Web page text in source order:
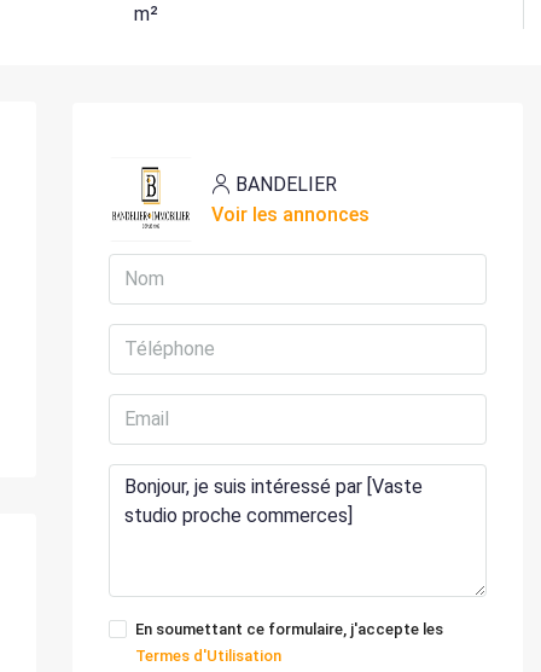
m²
BANDELIER
Voir les annonces
En soumettant ce formulaire, j'accepte les
Termes d'Utilisation